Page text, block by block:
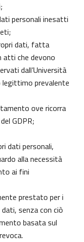
personali inesatti
dati, fatta
atti che devono
dall’Università
prevalente
ove ricorra
GDPR;
dati personali,
alla necessità
ai fini
prestato per i
senza con ciò
basata sul